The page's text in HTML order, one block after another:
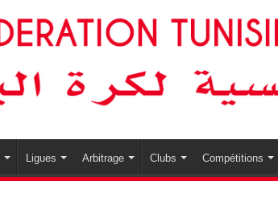
Ligues Arbitrage Clubs Compétitions